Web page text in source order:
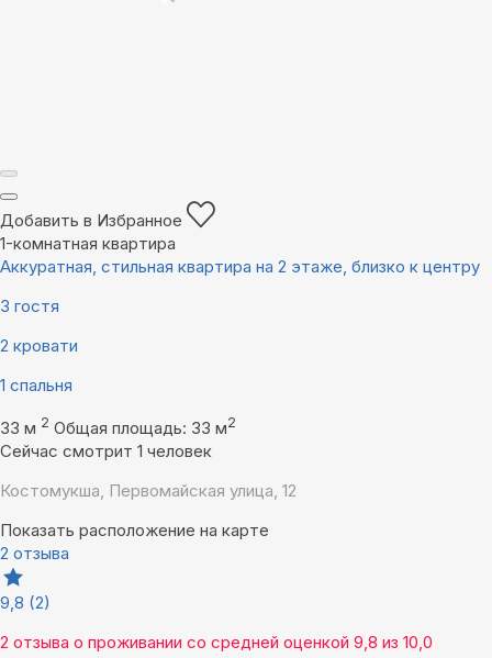
Добавить в Избранное
1-комнатная квартира
Аккуратная, стильная квартира на 2 этаже, близко к центру
3 гостя
2 кровати
1 спальня
33 м 2 Общая площадь: 33 м2
Сейчас смотрит 1 человек
Костомукша, Первомайская улица, 12
Показать расположение на карте
2 отзыва
9,8 (2)
2 отзыва о проживании со средней оценкой 9,8 из 10,0